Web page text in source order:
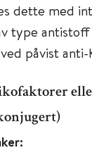
dette med
type
påvist anti-